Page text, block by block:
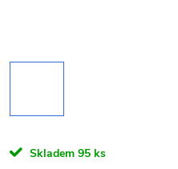
Skladem 95 ks